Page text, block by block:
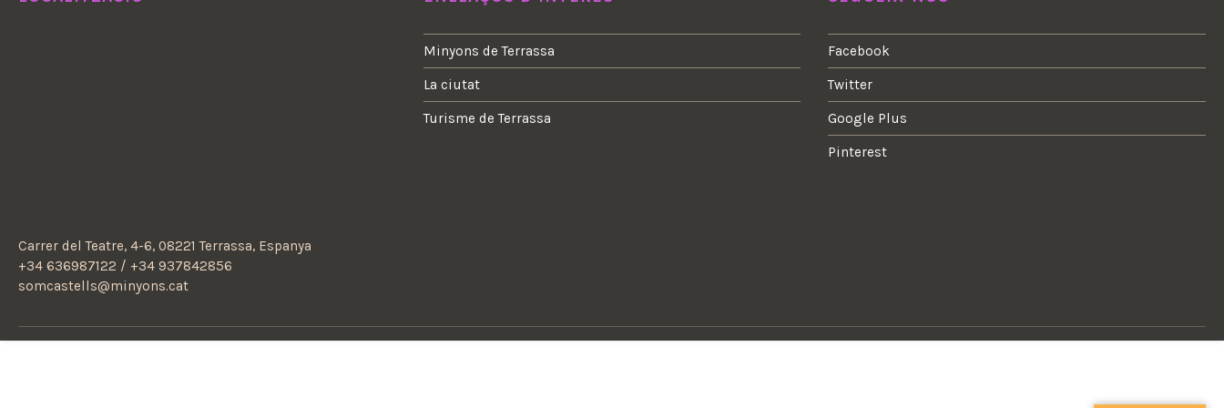
Carrer del Teatre, 4-6, 08221 Terrassa, Espanya
+34 636987122 / +34 937842856
somcastells@minyons.cat
Minyons de Terrassa
La ciutat
Turisme de Terrassa
Facebook
Twitter
Google Plus
Pinterest